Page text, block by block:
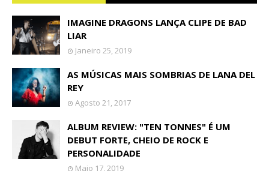
IMAGINE DRAGONS LANÇA CLIPE DE BAD
LIAR
Janeiro 25, 2019
AS MÚSICAS MAIS SOMBRIAS DE LANA DEL
REY
Agosto 21, 2017
ALBUM REVIEW: "TEN TONNES" É UM
DEBUT FORTE, CHEIO DE ROCK E
PERSONALIDADE
Maio 17, 2019